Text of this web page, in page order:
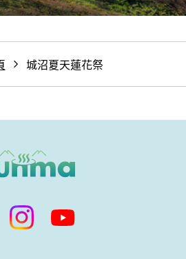
城沼夏天蓮花祭